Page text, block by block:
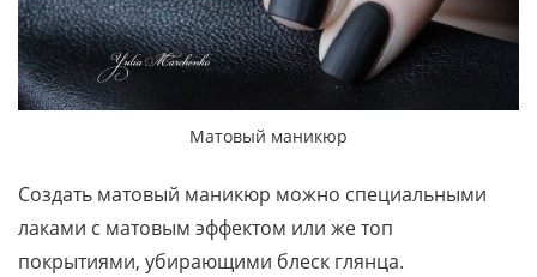
Матовый маникюр
Создать матовый маникюр можно специальными
лаками с матовым эффектом или же топ
покрытиями, убирающими блеск глянца.